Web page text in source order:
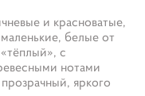
и красноватые,
белые от
с
нотами
яркого